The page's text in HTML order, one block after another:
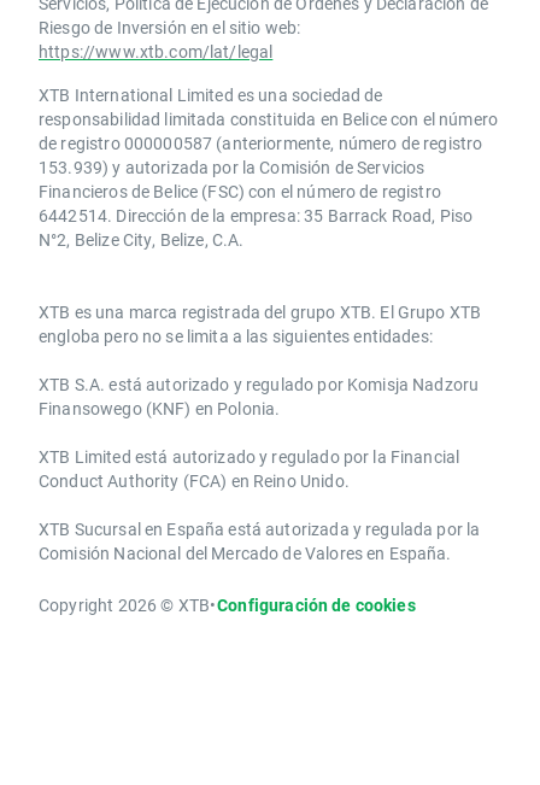
Riesgo de Inversión en el sitio web:
https://www.xtb.com/lat/legal
XTB International Limited es una sociedad de
responsabilidad limitada constituida en Belice con el número
de registro 000000587 (anteriormente, número de registro
153.939) y autorizada por la Comisión de Servicios
Financieros de Belice (FSC) con el número de registro
6442514. Dirección de la empresa: 35 Barrack Road, Piso
N°2, Belize City, Belize, C.A.
​​XTB es una marca registrada del grupo XTB. El Grupo XTB
engloba pero no se limita a las siguientes entidades:
XTB S.A.​ está autorizado y regulado por Komisja Nadzoru
Finansowego (KNF) ​en Polonia.
XTB Limited ​está autorizado y regulado por la ​Financial
Conduct Authority ​(FCA) en ​​Reino Unido.
XTB Sucursal en España está autorizada y regulada por la
Comisión Nacional del Mercado de Valores en España.
Copyright 2026 © XTB•Configuración de cookies